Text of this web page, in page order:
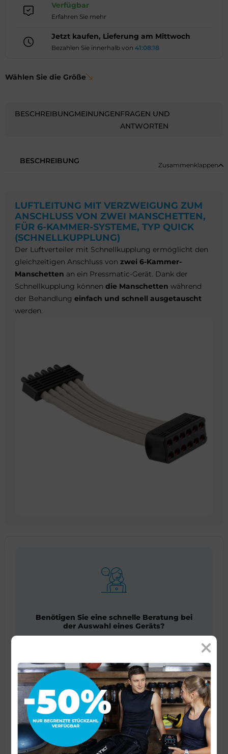
Wählen Sie die Größe
VERZWEIGUNG
ANSCHLUSS
VON
FÜR
SYSTEME,
Verfügbar
Erfahren Sie mehr
Jetzt kaufen, Lieferung am Mittwoch
Bezahlen Sie innerhalb von 41:08:18
BESCHREIBUNGMEINUNGENFRAGEN UND
ANTWORTEN
BESCHREIBUNG Zusammenklappen
LUFTLEITUNG MIT VERZWEIGUNG ZUM
ANSCHLUSS VON ZWEI MANSCHETTEN,
FÜR 6-KAMMER-SYSTEME, TYP QUICK
(SCHNELLKUPPLUNG)
Der Luftverteiler mit Schnellkupplung ermöglicht den
gleichzeitigen Anschluss von zwei 6-Kammer-
Manschetten an ein Pressmatic-Gerät. Dank der
Schnellkupplung können die Manschetten während
der Behandlung einfach und schnell ausgetauscht
werden.
Benötigen Sie eine schnelle Beratung bei
der Auswahl eines Geräts?
Füllen Sie dieses kurze Formular aus, und
unser Berater wird sich mit Ihnen in
Verbindung setzen und Ihnen detaillierte
Informationen geben.